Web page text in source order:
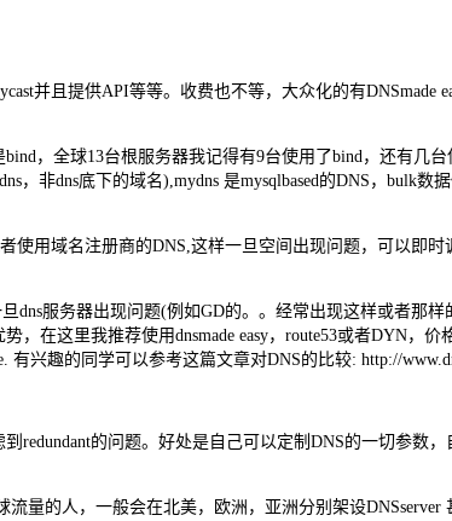
并且提供API等等。收费也不等，大众化的有DNSmade
，全球13台根服务器我记得有9台使用了bind，还有几台
，非dns底下的域名),mydns 是mysqlbased的DNS，bulk数
用域名注册商的DNS,这样一旦空间出现问题，可以即
dns服务器出现问题(例如GD的。。经常出现这样或者那
，在这里我推荐使用dnsmade easy，route53或者DYN，
兴趣的同学可以参考这篇文章对DNS的比较: http://
redundant的问题。好处是自己可以定制DNS的一切参数
量的人，一般会在北美，欧洲，亚洲分别架设DNSserver